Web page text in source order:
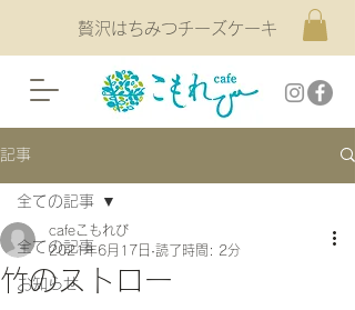
贅沢はちみつチーズケーキ
記事
全ての記事
お知らせ
全ての記事
竹のストロー
cafeこもれび
2021年6月17日 読了時間: 2分